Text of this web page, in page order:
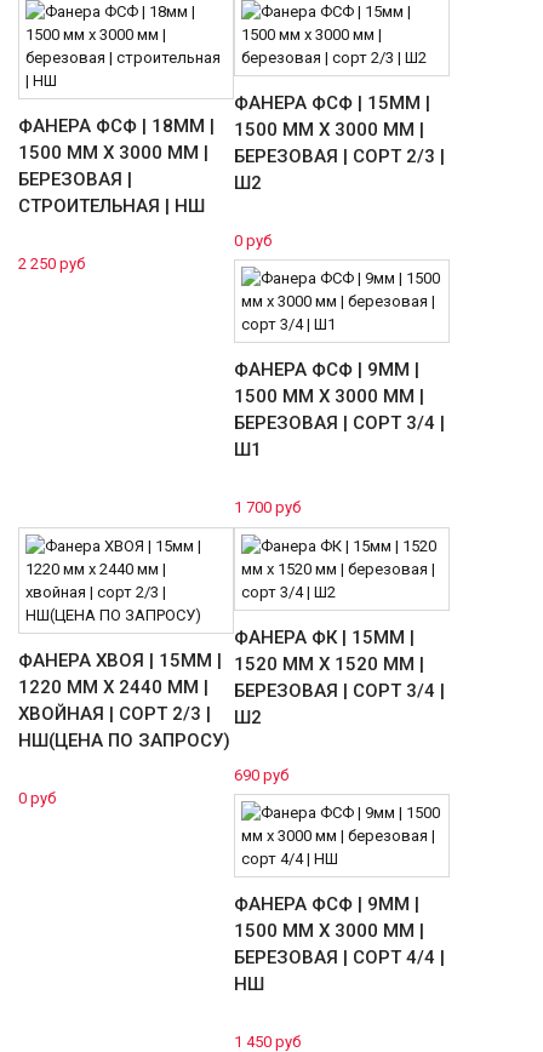
ФАНЕРА ФСФ | 18ММ |
1500 ММ Х 3000 ММ |
БЕРЕЗОВАЯ |
СТРОИТЕЛЬНАЯ | НШ
2 250 руб
ФАНЕРА ФСФ | 15ММ |
1500 ММ Х 3000 ММ |
БЕРЕЗОВАЯ | СОРТ 2/3 |
Ш2
0 руб
ФАНЕРА ФСФ | 9ММ |
1500 ММ Х 3000 ММ |
БЕРЕЗОВАЯ | СОРТ 3/4 |
Ш1
1 700 руб
ФАНЕРА ХВОЯ | 15ММ |
1220 ММ Х 2440 ММ |
ХВОЙНАЯ | СОРТ 2/3 |
НШ(ЦЕНА ПО ЗАПРОСУ)
0 руб
ФАНЕРА ФК | 15ММ |
1520 ММ Х 1520 ММ |
БЕРЕЗОВАЯ | СОРТ 3/4 |
Ш2
690 руб
ФАНЕРА ФСФ | 9ММ |
1500 ММ Х 3000 ММ |
БЕРЕЗОВАЯ | СОРТ 4/4 |
НШ
1 450 руб